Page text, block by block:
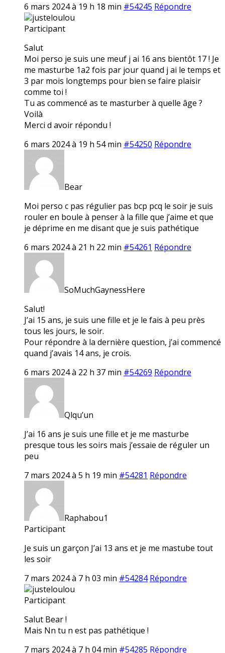
6 mars 2024 à 19 h 18 min #54245 Répondre
justeloulou
Participant
Salut
Moi perso je suis une meuf j ai 16 ans bientôt 17 ! Je
me masturbe 1a2 fois par jour quand j ai le temps et
3 par mois longtemps pour bien se faire plaisir
comme toi !
Tu as commencé as te masturber à quelle âge ?
Voilà
Merci d avoir répondu !
6 mars 2024 à 19 h 54 min #54250 Répondre
Bear
Moi perso c pas régulier pas bcp pcq le soir je suis
rouler en boule à penser à la fille que j’aime et que
je déprime en me disant que je suis pathétique
6 mars 2024 à 21 h 22 min #54261 Répondre
SoMuchGaynessHere
Salut!
J’ai 15 ans, je suis une fille et je le fais à peu près
tous les jours, le soir.
Pour répondre à la dernière question, j’ai commencé
quand j’avais 14 ans, je crois.
6 mars 2024 à 22 h 37 min #54269 Répondre
Qlqu’un
J’ai 16 ans je suis une fille et je me masturbe
presque tous les soirs mais j’essaie de réguler un
peu
7 mars 2024 à 5 h 19 min #54281 Répondre
Raphabou1
Participant
Je suis un garçon J’ai 13 ans et je me mastube tout
les soir
7 mars 2024 à 7 h 03 min #54284 Répondre
justeloulou
Participant
Salut Bear !
Mais Nn tu n est pas pathétique !
7 mars 2024 à 7 h 04 min #54285 Répondre